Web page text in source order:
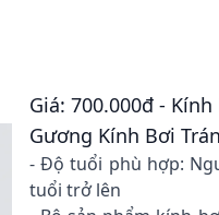
Giá: 700.000đ -
Gương Kính Bơi
- Độ tuổi phù hợp:
tuổi trở lên